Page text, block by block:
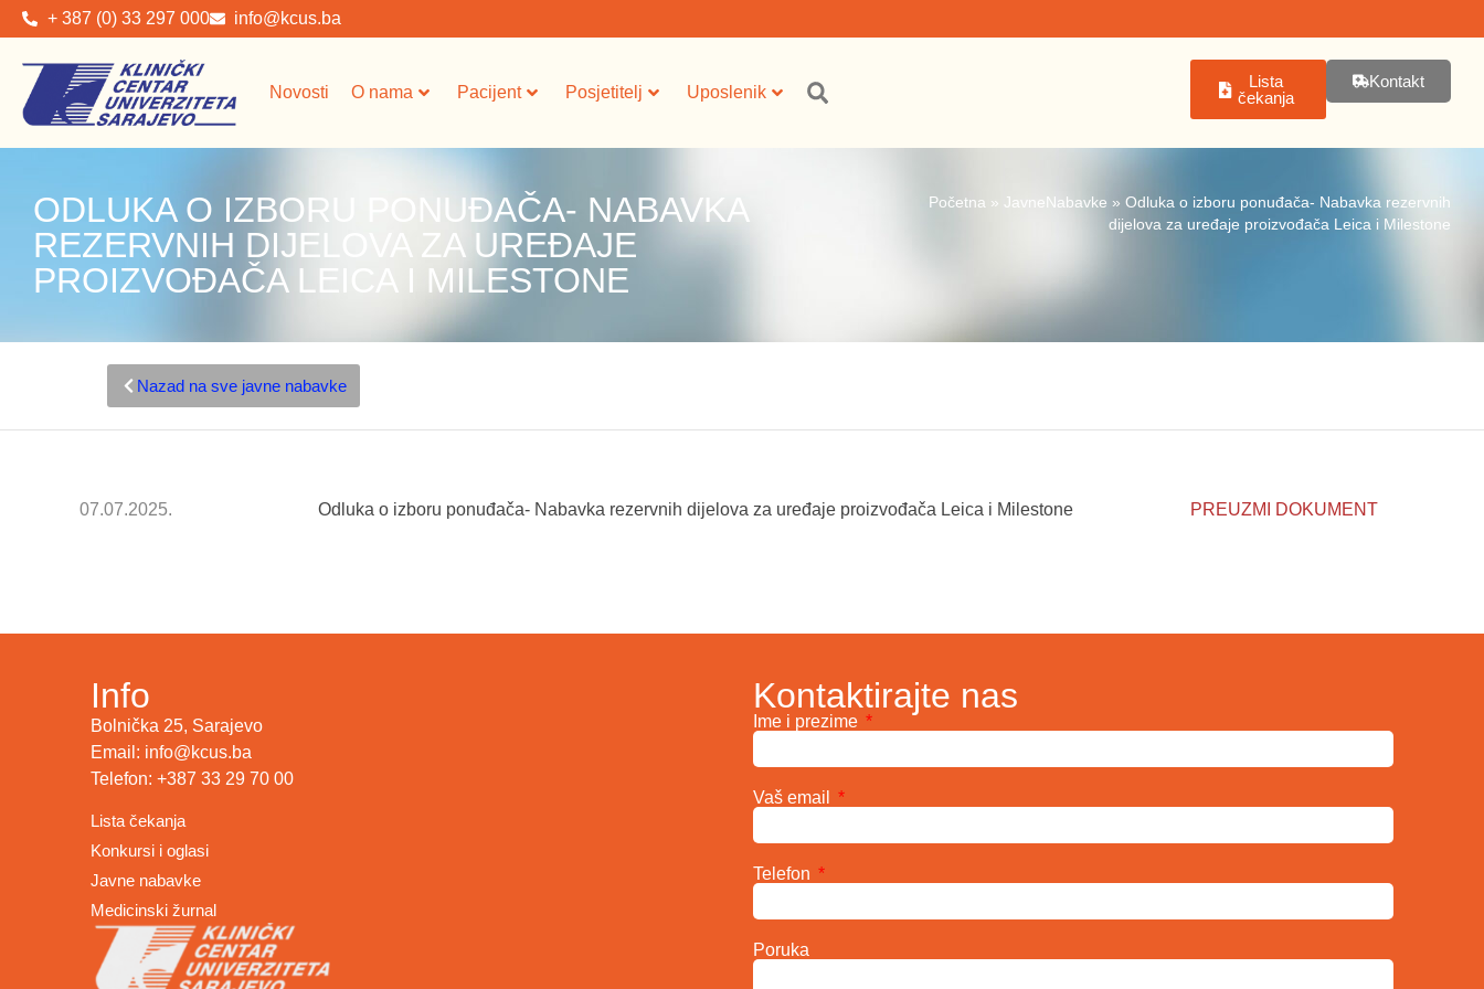
+ 387 (0) 33 297 000 info@kcus.ba
Novosti O nama Pacijent Posjetitelj Uposlenik
Lista
čekanja
Kontakt
ODLUKA O IZBORU PONUĐAČA- NABAVKA
REZERVNIH DIJELOVA ZA UREĐAJE
PROIZVOĐAČA LEICA I MILESTONE
Početna» JavneNabavke » Odluka o izboru ponuđača- Nabavka rezervnih
dijelova za uređaje proizvođača Leica i Milestone
Nazad na sve javne nabavke
07.07.2025. Odluka o izboru ponuđača- Nabavka rezervnih dijelova za uređaje proizvođača Leica i Milestone PREUZMI DOKUMENT
Info
Bolnička 25, Sarajevo
Email: info@kcus.ba
Telefon: +387 33 29 70 00
Lista čekanja
Konkursi i oglasi
Javne nabavke
Medicinski žurnal
Kontaktirajte nas
Ime i prezime
Vaš email
Telefon
Poruka